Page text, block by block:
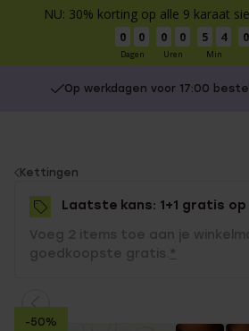
NU: 30% korting op alle 9 karaat
0 0
Dagen
0 0
Uren
5 4
Min
0
Op werkdagen voor 17:00
You
are
here:
Kettingen
Laatste kans: 1+1 gratis op
Voeg 2 items toe aan je
goedkoopste gratis. *
-50%